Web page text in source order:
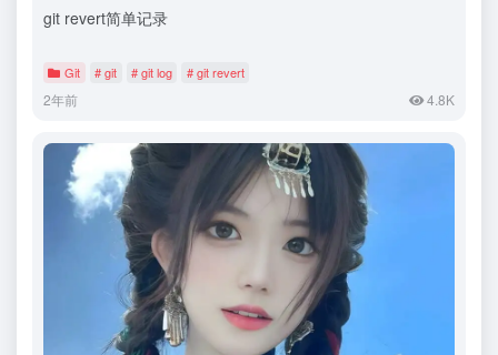
git revert简单记录
Git # git # git log # git revert
2年前 4.8K